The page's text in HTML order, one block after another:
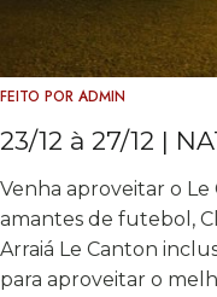
FEITO POR ADMIN
23/12 à 27/12 |
Venha aproveitar o
amantes de futebol,
Arraiá Le Canton
para aproveitar o